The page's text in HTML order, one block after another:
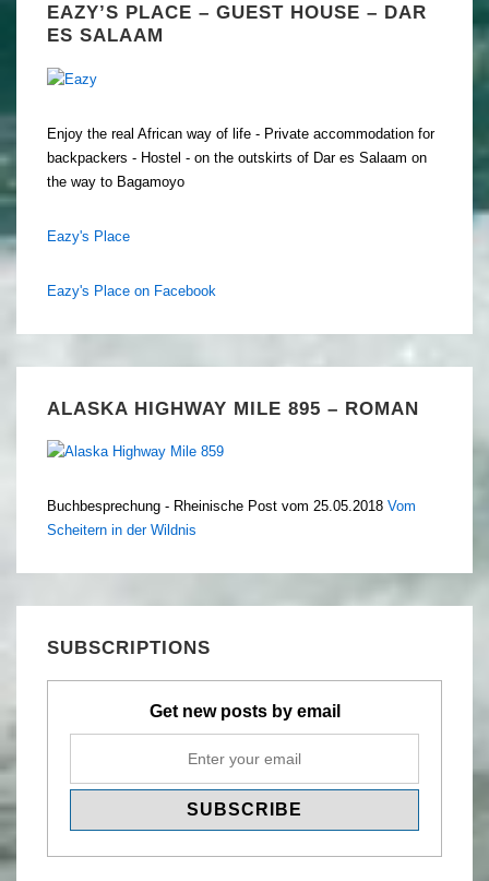
EAZY’S PLACE – GUEST HOUSE – DAR
ES SALAAM
Enjoy the real African way of life - Private accommodation for
backpackers - Hostel - on the outskirts of Dar es Salaam on
the way to Bagamoyo
Eazy's Place
Eazy's Place on Facebook
ALASKA HIGHWAY MILE 895 – ROMAN
Buchbesprechung - Rheinische Post vom 25.05.2018 Vom
Scheitern in der Wildnis
SUBSCRIPTIONS
Get new posts by email